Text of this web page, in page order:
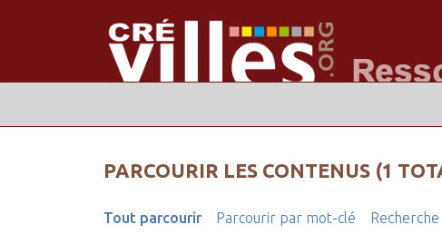
PARCOURIR LES CONTENUS (1
Tout parcourir Parcourir par mot-clé